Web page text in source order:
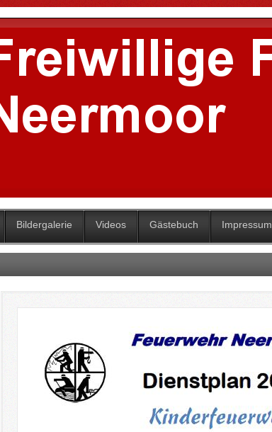
Bildergalerie Videos Gästebuch Impressum